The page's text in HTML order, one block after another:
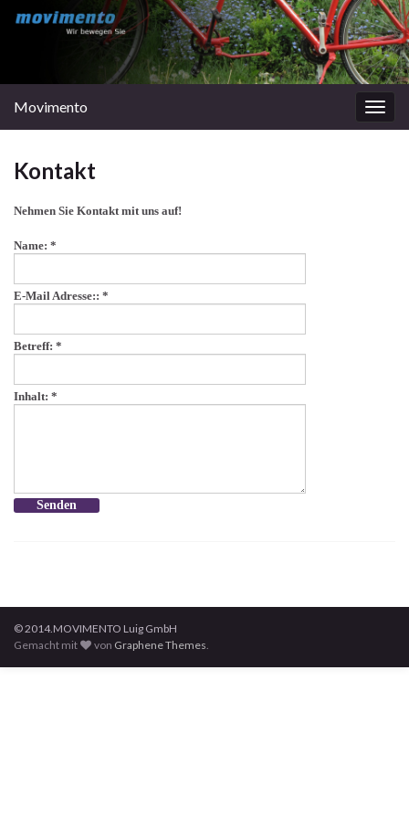
Movimento
Kontakt
Nehmen Sie Kontakt mit uns auf!
Name: *
E-Mail Adresse:: *
Betreff: *
Inhalt: *
© 2014.MOVIMENTO Luig GmbH
Gemacht mit
von Graphene Themes.